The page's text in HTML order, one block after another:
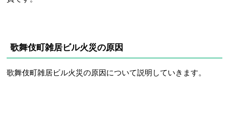
歌舞伎町雑居ビル火災の原因
歌舞伎町雑居ビル火災の原因について説明していきます。